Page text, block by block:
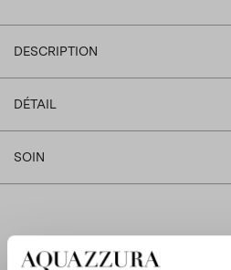
DESCRIPTION
DÉTAIL
SOIN